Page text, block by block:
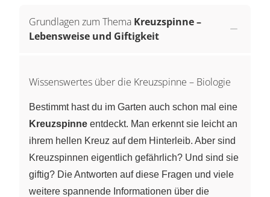
Grundlagen zum Thema Kreuzspinne –
Lebensweise und Giftigkeit
Wissenswertes über die Kreuzspinne – Biologie
Bestimmt hast du im Garten auch schon mal eine
Kreuzspinne entdeckt. Man erkennt sie leicht an
ihrem hellen Kreuz auf dem Hinterleib. Aber sind
Kreuzspinnen eigentlich gefährlich? Und sind sie
giftig? Die Antworten auf diese Fragen und viele
weitere spannende Informationen über die